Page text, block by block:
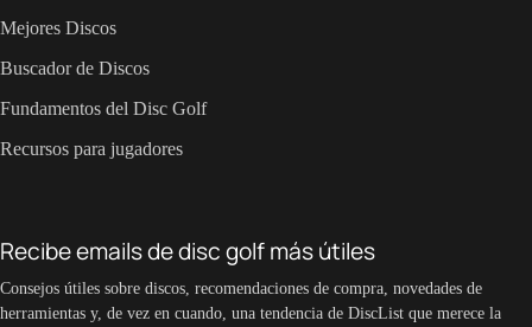
Mejores Discos
Buscador de Discos
Fundamentos del Disc Golf
Recursos para jugadores
Recibe emails de disc golf más útiles
Consejos útiles sobre discos, recomendaciones de compra, novedades de
herramientas y, de vez en cuando, una tendencia de DiscList que merece la